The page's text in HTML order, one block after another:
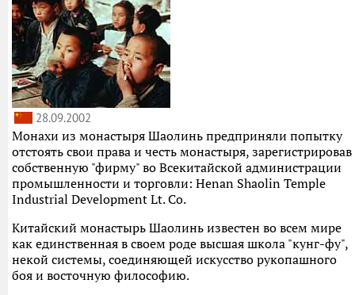
28.09.2002
Монахи из монастыря Шаолинь предприняли попытку
отстоять свои права и честь монастыря, зарегистрировав
собственную "фирму" во Всекитайской администрации
промышленности и торговли: Henan Shaolin Temple
Industrial Development Lt. Co.
Китайский монастырь Шаолинь известен во всем мире
как единственная в своем роде высшая школа "кунг-фу",
некой системы, соединяющей искусство рукопашного
боя и восточную философию.